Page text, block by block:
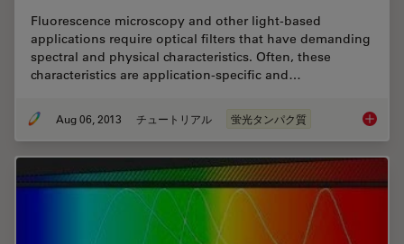
Fluorescence microscopy and other light-based
applications require optical filters that have demanding
spectral and physical characteristics. Often, these
characteristics are application-specific and…
Aug 06, 2013 チュートリアル 蛍光タンパク質